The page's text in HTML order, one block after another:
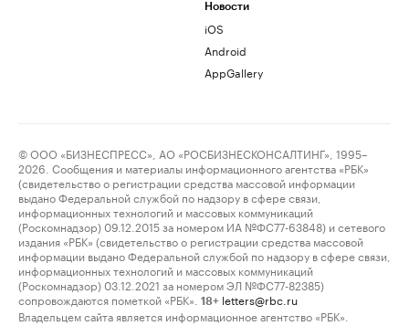
Новости
iOS
Android
AppGallery
© ООО «БИЗНЕСПРЕСС», АО «РОСБИЗНЕСКОНСАЛТИНГ», 1995–
2026. Сообщения и материалы информационного агентства «РБК»
(свидетельство о регистрации средства массовой информации
выдано Федеральной службой по надзору в сфере связи,
информационных технологий и массовых коммуникаций
(Роскомнадзор) 09.12.2015 за номером ИА №ФС77-63848) и сетевого
издания «РБК» (свидетельство о регистрации средства массовой
информации выдано Федеральной службой по надзору в сфере связи,
информационных технологий и массовых коммуникаций
(Роскомнадзор) 03.12.2021 за номером ЭЛ №ФС77-82385)
сопровождаются пометкой «РБК».
18+ letters@rbc.ru
Владельцем сайта является информационное агентство «РБК».